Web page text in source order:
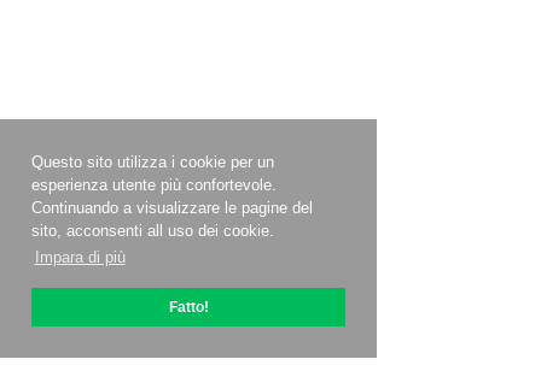
Questo sito utilizza i cookie per un
esperienza utente più confortevole.
Continuando a visualizzare le pagine del
sito, acconsenti all uso dei cookie.
Impara di più
Fatto!